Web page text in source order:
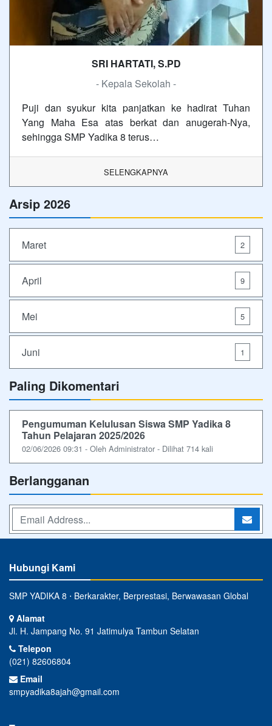
SRI HARTATI, S.PD
- Kepala Sekolah -
Puji dan syukur kita panjatkan ke hadirat Tuhan
Yang Maha Esa atas berkat dan anugerah-Nya,
sehingga SMP Yadika 8 terus…
SELENGKAPNYA
Arsip 2026
Maret 2
April 9
Mei 5
Juni 1
Paling Dikomentari
Pengumuman Kelulusan Siswa SMP Yadika 8
Tahun Pelajaran 2025/2026
02/06/2026 09:31 - Oleh Administrator - Dilihat 714 kali
Berlangganan
Hubungi Kami
SMP YADIKA 8 ⋅ Berkarakter, Berprestasi, Berwawasan Global
Alamat
Jl. H. Jampang No. 91 Jatimulya Tambun Selatan
Telepon
(021) 82606804
Email
smpyadika8ajah@gmail.com